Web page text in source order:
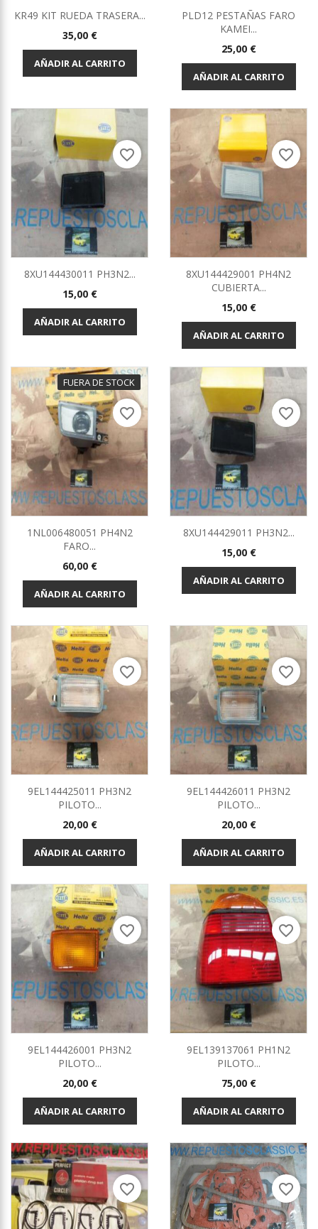
KR49 KIT RUEDA TRASERA...
Precio
35,00 €
AÑADIR AL CARRITO
PLD12 PESTAÑAS FARO
KAMEI...
Precio
25,00 €
AÑADIR AL CARRITO
8XU144430011 PH3N2...
Precio
15,00 €
AÑADIR AL CARRITO
favorite_border
8XU144429001 PH4N2
CUBIERTA...
Precio
15,00 €
AÑADIR AL CARRITO
favorite_border
FUERA DE STOCK
1NL006480051 PH4N2
FARO...
Precio
60,00 €
AÑADIR AL CARRITO
favorite_border
8XU144429011 PH3N2...
Precio
15,00 €
AÑADIR AL CARRITO
favorite_border
9EL144425011 PH3N2
PILOTO...
Precio
20,00 €
AÑADIR AL CARRITO
favorite_border
9EL144426011 PH3N2
PILOTO...
Precio
20,00 €
AÑADIR AL CARRITO
favorite_border
9EL144426001 PH3N2
PILOTO...
Precio
20,00 €
AÑADIR AL CARRITO
favorite_border
9EL139137061 PH1N2
PILOTO...
Precio
75,00 €
AÑADIR AL CARRITO
favorite_border
favorite_border favorite_border